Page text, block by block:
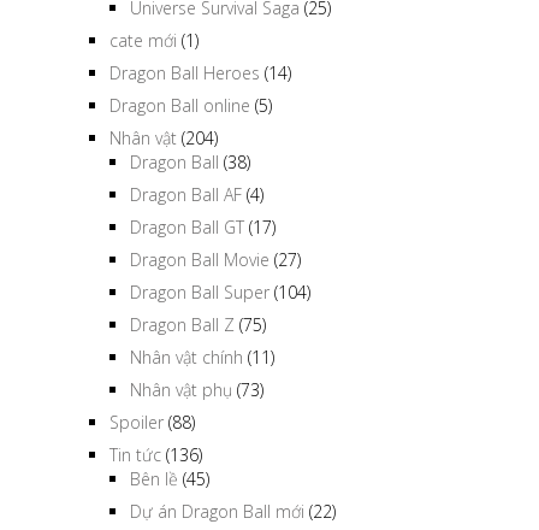
Universe Survival Saga (25)
cate mới (1)
Dragon Ball Heroes (14)
Dragon Ball online (5)
Nhân vật (204)
Dragon Ball (38)
Dragon Ball AF (4)
Dragon Ball GT (17)
Dragon Ball Movie (27)
Dragon Ball Super (104)
Dragon Ball Z (75)
Nhân vật chính (11)
Nhân vật phụ (73)
Spoiler (88)
Tin tức (136)
Bên lề (45)
Dự án Dragon Ball mới (22)